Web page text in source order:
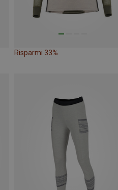
Risparmi 33%